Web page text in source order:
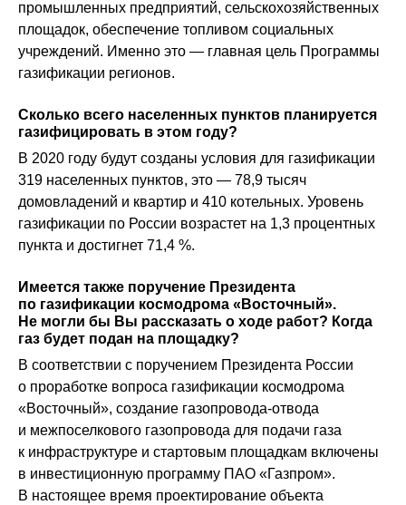
промышленных предприятий, сельскохозяйственных
площадок, обеспечение топливом социальных
учреждений. Именно это — главная цель Программы
газификации регионов.
Сколько всего населенных пунктов планируется
газифицировать в этом году?
В 2020 году будут созданы условия для газификации
319 населенных пунктов, это — 78,9 тысяч
домовладений и квартир и 410 котельных. Уровень
газификации по России возрастет на 1,3 процентных
пункта и достигнет 71,4 %.
Имеется также поручение Президента
по газификации космодрома «Восточный».
Не могли бы Вы рассказать о ходе работ? Когда
газ будет подан на площадку?
В соответствии с поручением Президента России
о проработке вопроса газификации космодрома
«Восточный», создание газопровода-отвода
и межпоселкового газопровода для подачи газа
к инфраструктуре и стартовым площадкам включены
в инвестиционную программу ПАО «Газпром».
В настоящее время проектирование объекта